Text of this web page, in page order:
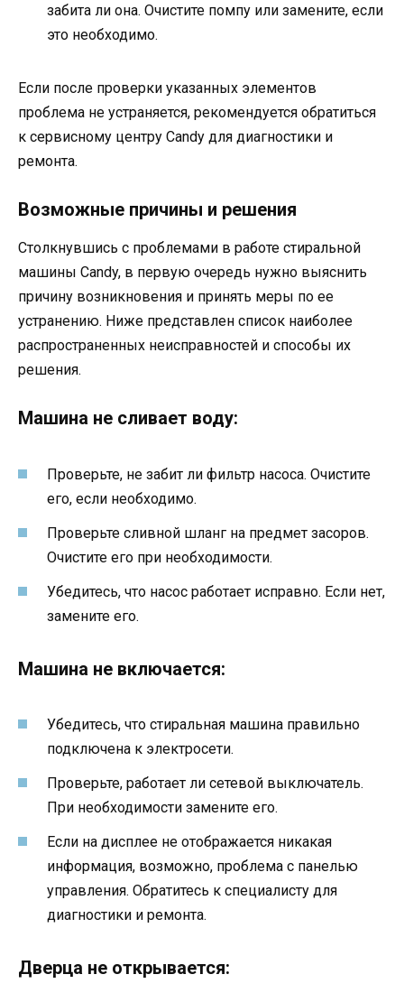
забита ли она. Очистите помпу или замените, если
это необходимо.
Если после проверки указанных элементов
проблема не устраняется, рекомендуется обратиться
к сервисному центру Candy для диагностики и
ремонта.
Возможные причины и решения
Столкнувшись с проблемами в работе стиральной
машины Candy, в первую очередь нужно выяснить
причину возникновения и принять меры по ее
устранению. Ниже представлен список наиболее
распространенных неисправностей и способы их
решения.
Машина не сливает воду:
Проверьте, не забит ли фильтр насоса. Очистите
его, если необходимо.
Проверьте сливной шланг на предмет засоров.
Очистите его при необходимости.
Убедитесь, что насос работает исправно. Если нет,
замените его.
Машина не включается:
Убедитесь, что стиральная машина правильно
подключена к электросети.
Проверьте, работает ли сетевой выключатель.
При необходимости замените его.
Если на дисплее не отображается никакая
информация, возможно, проблема с панелью
управления. Обратитесь к специалисту для
диагностики и ремонта.
Дверца не открывается: